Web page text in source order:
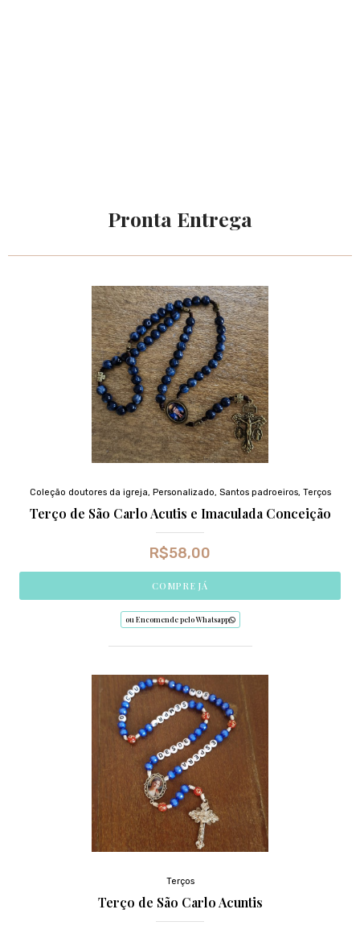
Pronta Entrega
Coleção doutores da igreja, Personalizado, Santos padroeiros, Terços
Terço de São Carlo Acutis e Imaculada Conceição
R$58,00
COMPRE JÁ
ou Encomende pelo Whatsapp
Terços
Terço de São Carlo Acuntis